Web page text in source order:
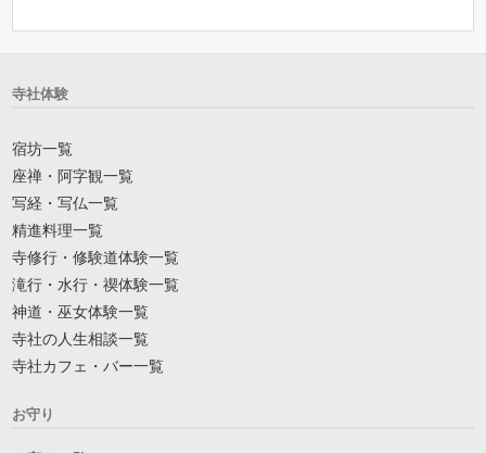
寺社体験
宿坊一覧
座禅・阿字観一覧
写経・写仏一覧
精進料理一覧
寺修行・修験道体験一覧
滝行・水行・禊体験一覧
神道・巫女体験一覧
寺社の人生相談一覧
寺社カフェ・バー一覧
お守り